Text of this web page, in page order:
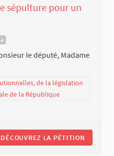
sépulture pour un
le député, Madame
de la législation
de la République
DÉCOUVREZ LA PÉTITION